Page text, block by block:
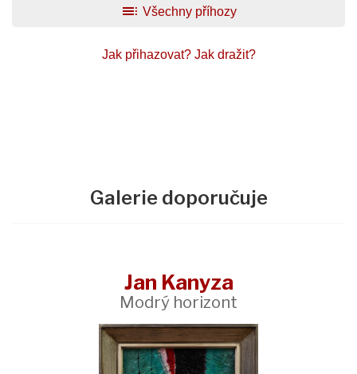
toc Všechny příhozy
Jak přihazovat? Jak dražit?
Galerie doporučuje
Jan Kanyza
Modrý horizont